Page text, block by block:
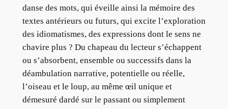
danse des mots, qui éveille ainsi la mémoire des
textes antérieurs ou futurs, qui excite l’exploration
des idiomatismes, des expressions dont le sens ne
chavire plus ? Du chapeau du lecteur s’échappent
ou s’absorbent, ensemble ou successifs dans la
déambulation narrative, potentielle ou réelle,
l’oiseau et le loup, au même œil unique et
démesuré dardé sur le passant ou simplement